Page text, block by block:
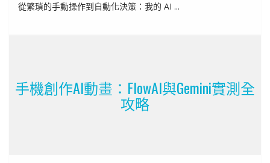
從繁瑣的手動操作到自動化決策：我的 AI ...
手機創作AI動畫：FlowAI與Gemini實測全
攻略